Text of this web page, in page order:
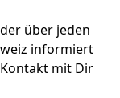
über jeden
informiert
mit Dir